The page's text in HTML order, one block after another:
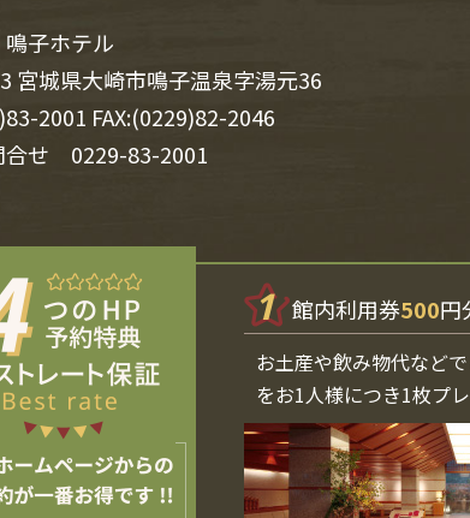
子ホテル
宮城県大崎市鳴子温泉字湯元36
2001 FAX:(0229)82-2046
合せ 0229-83-2001
1 館内利用券500円
お土産や飲み物代など
をお1人様につき1枚プ